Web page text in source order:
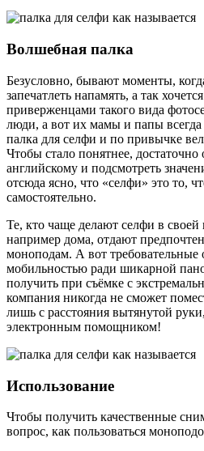
Волшебная палка
Безусловно, бывают моменты,
запечатлеть напамять, а так
приверженцами такого вида
люди, а вот их мамы и папы всегда
палка для селфи и по привычке
Чтобы стало понятнее, достаточно
английскому и подсмотреть
отсюда ясно, что «селфи» это то,
самостоятельно.
Те, кто чаще делают селфи в
например дома, отдают
моноподам. А вот
мобильностью ради шикарной
получить при съёмке с
компания никогда не сможет
лишь с расстояния вытянутой
электронным помощником!
Использование
Чтобы получить качественные
вопрос, как пользоваться